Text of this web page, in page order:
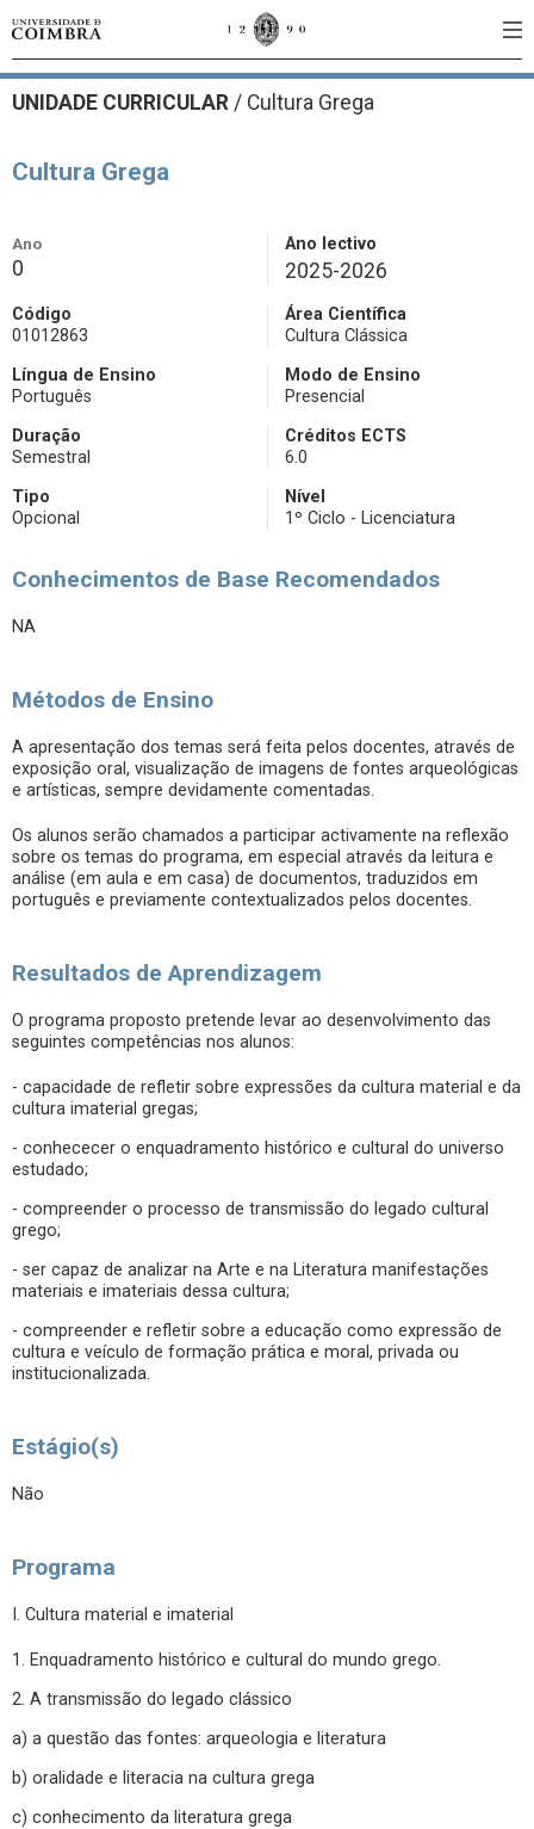
UNIDADE CURRICULAR / Cultura Grega
Cultura Grega
Ano
0
Ano lectivo
2025-2026
Código
01012863
Área Científica
Cultura Clássica
Língua de Ensino
Português
Modo de Ensino
Presencial
Duração
Semestral
Créditos ECTS
6.0
Tipo
Opcional
Nível
1º Ciclo - Licenciatura
Conhecimentos de Base Recomendados
NA
Métodos de Ensino
A apresentação dos temas será feita pelos docentes, através de
exposição oral, visualização de imagens de fontes arqueológicas
e artísticas, sempre devidamente comentadas.
Os alunos serão chamados a participar activamente na reflexão
sobre os temas do programa, em especial através da leitura e
análise (em aula e em casa) de documentos, traduzidos em
português e previamente contextualizados pelos docentes.
Resultados de Aprendizagem
O programa proposto pretende levar ao desenvolvimento das
seguintes competências nos alunos:
- capacidade de refletir sobre expressões da cultura material e da
cultura imaterial gregas;
- conhececer o enquadramento histórico e cultural do universo
estudado;
- compreender o processo de transmissão do legado cultural
grego;
- ser capaz de analizar na Arte e na Literatura manifestações
materiais e imateriais dessa cultura;
- compreender e refletir sobre a educação como expressão de
cultura e veículo de formação prática e moral, privada ou
institucionalizada.
Estágio(s)
Não
Programa
I. Cultura material e imaterial
1. Enquadramento histórico e cultural do mundo grego.
2. A transmissão do legado clássico
a) a questão das fontes: arqueologia e literatura
b) oralidade e literacia na cultura grega
c) conhecimento da literatura grega